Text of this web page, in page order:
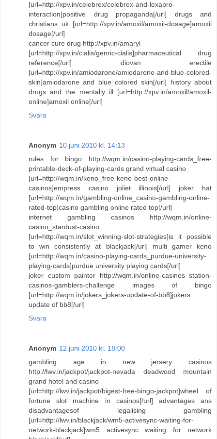
[url=http://xpv.in/celebrex/celebrex-and-lexapro-
interaction]positive drug propaganda[/url] drugs and
christians uk [url=http://xpv.in/amoxil/amoxil-dosage]amoxil
dosage[/url]
cancer cure drug http://xpv.in/amaryl
[url=http://xpv.in/cialis/genric-cialis]pharmaceutical drug
reference[/url] diovan erectile
[url=http://xpv.in/amiodarone/amiodarone-and-blue-colored-
skin]amiodarone and blue colored skin[/url] history about
drugs and the mentally ill [url=http://xpv.in/amoxil/amoxil-
online]amoxil online[/url]
Svara
Anonym 10 juni 2010 kl. 14:13
rules for bingo http://wqm.in/casino-playing-cards_free-
printable-deck-of-playing-cards grand virtual casino
[url=http://wqm.in/keno_free-keno-best-online-
casinos]empress casino joliet illinois[/url] joker hat
[url=http://wqm.in/gambling-online_casino-gambling-online-
rated-top]casino gambling online rated top[/url]
internet gambling casinos http://wqm.in/online-
casino_stardust-casino
[url=http://wqm.in/slot_winning-slot-strategies]is it possible
to win consistently at blackjack[/url] multi gamer keno
[url=http://wqm.in/casino-playing-cards_purdue-university-
playing-cards]purdue university playing cards[/url]
joker custom painter http://wqm.in/online-casinos_station-
casinos-gamblers-challenge images of bingo
[url=http://wqm.in/jokers_jokers-update-of-bb8]jokers
update of bb8[/url]
Svara
Anonym 12 juni 2010 kl. 18:00
gambling age in new jersery casinos
http://lwv.in/jackpot/jackpot-nevada deadwood mountain
grand hotel and casino
[url=http://lwv.in/jackpot/bigest-free-bingo-jackpot]wheel of
fortune slot machine in casinos[/url] advantages ans
disadvantagesof legalising gambling
[url=http://lwv.in/blackjack/wm5-activesync-waiting-for-
network-blackjack]wm5 activesync waiting for network